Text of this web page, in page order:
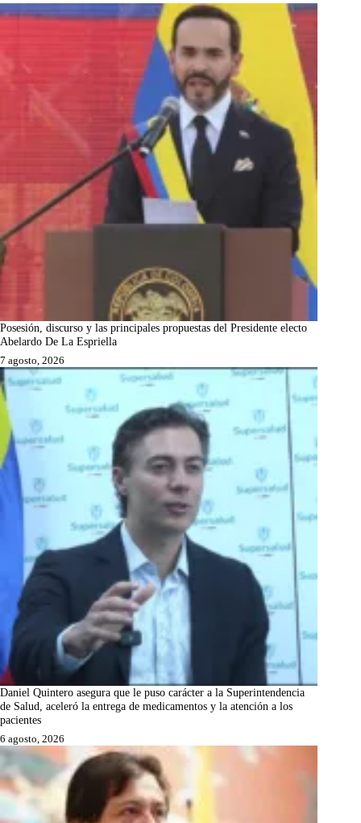
Posesión, discurso y las principales propuestas del Presidente electo
Abelardo De La Espriella
7 agosto, 2026
Daniel Quintero asegura que le puso carácter a la Superintendencia
de Salud, aceleró la entrega de medicamentos y la atención a los
pacientes
6 agosto, 2026